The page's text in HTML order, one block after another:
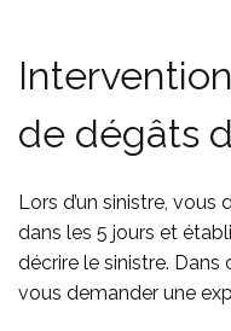
de dégâts
Lors d’un sinistre,
dans les 5 jours et
décrire le sinistre.
vous demander une